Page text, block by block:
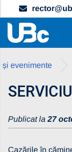
și evenimente
Publicat la 27
Cazările în